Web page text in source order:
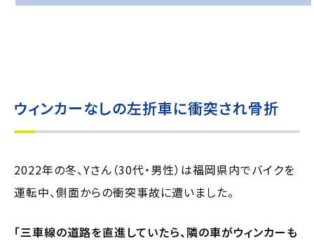
ウィンカーなしの左折車に衝突され骨折
2022年の冬、Yさん（30代・男性）は福岡県内でバイクを
運転中、側面からの衝突事故に遭いました。
「三車線の道路を直進していたら、隣の車がウィンカーも